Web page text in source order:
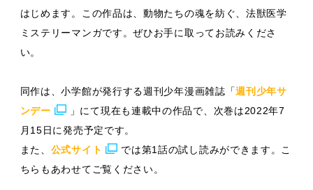
はじめます。この作品は、動物たちの魂を紡ぐ、法獣医学
ミステリーマンガです。ぜひお手に取ってお読みくださ
い。
同作は、小学館が発行する週刊少年漫画雑誌「週刊少年サ
ンデー
」にて現在も連載中の作品で、次巻は2022年7
月15日に発売予定です。
また、 公式サイト
では第1話の試し読みができます。こ
ちらもあわせてご覧ください。